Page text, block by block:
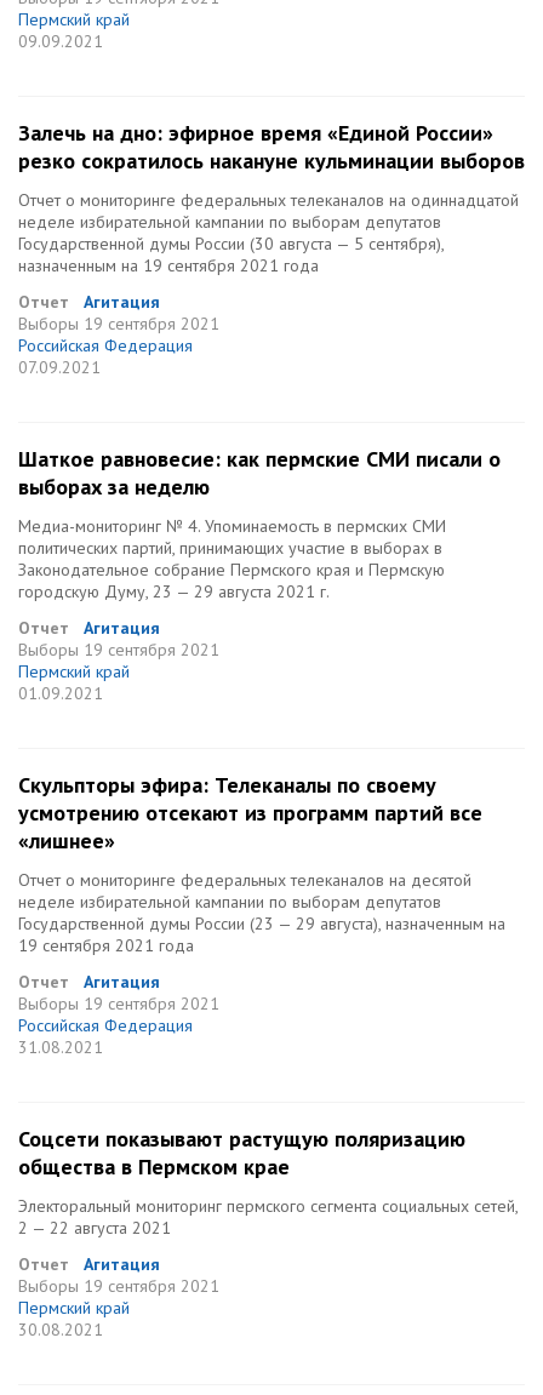
Пермский край
09.09.2021
Залечь на дно: эфирное время «Единой России»
резко сократилось накануне кульминации выборов
Отчет о мониторинге федеральных телеканалов на одиннадцатой
неделе избирательной кампании по выборам депутатов
Государственной думы России (30 августа — 5 сентября),
назначенным на 19 сентября 2021 года
Отчет
Агитация
Выборы 19 сентября 2021
Российская Федерация
07.09.2021
Шаткое равновесие: как пермские СМИ писали о
выборах за неделю
Медиа-мониторинг № 4. Упоминаемость в пермских СМИ
политических партий, принимающих участие в выборах в
Законодательное собрание Пермского края и Пермскую
городскую Думу, 23 — 29 августа 2021 г.
Отчет
Агитация
Выборы 19 сентября 2021
Пермский край
01.09.2021
Скульпторы эфира: Телеканалы по своему
усмотрению отсекают из программ партий все
«лишнее»
Отчет о мониторинге федеральных телеканалов на десятой
неделе избирательной кампании по выборам депутатов
Государственной думы России (23 — 29 августа), назначенным на
19 сентября 2021 года
Отчет
Агитация
Выборы 19 сентября 2021
Российская Федерация
31.08.2021
Соцсети показывают растущую поляризацию
общества в Пермском крае
Электоральный мониторинг пермского сегмента социальных сетей,
2 — 22 августа 2021
Отчет
Агитация
Выборы 19 сентября 2021
Пермский край
30.08.2021